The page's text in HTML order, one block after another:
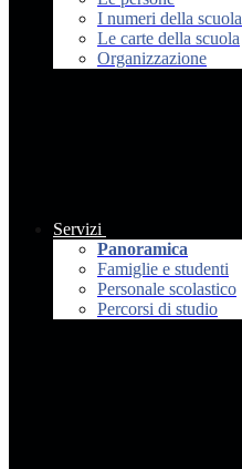
I numeri della scuola
Le carte della scuola
Organizzazione
Servizi
Panoramica
Famiglie e studenti
Personale scolastico
Percorsi di studio